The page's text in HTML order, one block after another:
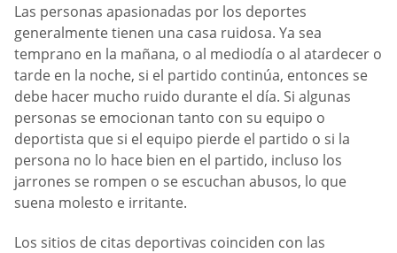
Las personas apasionadas por los deportes
generalmente tienen una casa ruidosa. Ya sea
temprano en la mañana, o al mediodía o al atardecer o
tarde en la noche, si el partido continúa, entonces se
debe hacer mucho ruido durante el día. Si algunas
personas se emocionan tanto con su equipo o
deportista que si el equipo pierde el partido o si la
persona no lo hace bien en el partido, incluso los
jarrones se rompen o se escuchan abusos, lo que
suena molesto e irritante.
Los sitios de citas deportivas coinciden con las